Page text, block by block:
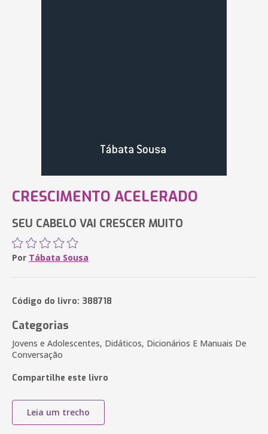
CRESCIMENTO ACELERADO
SEU CABELO VAI CRESCER MUITO
Por Tábata Sousa
Código do livro: 388718
Categorias
Jovens e Adolescentes, Didáticos, Dicionários E Manuais De
Conversação
Compartilhe este livro
Leia um trecho